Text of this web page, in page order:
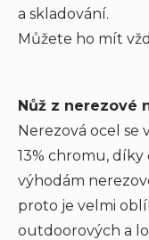
a skladování.
Můžete ho mít
Nůž z nerezové
Nerezová ocel se
13% chromu,
výhodám
proto je velmi
outdoorových a